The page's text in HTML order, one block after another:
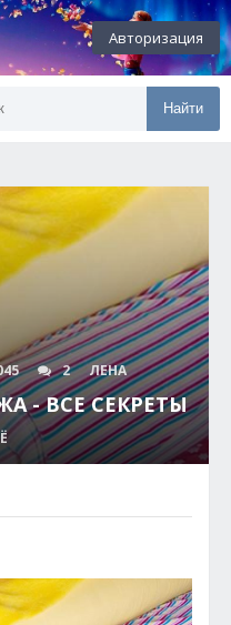
Авторизация
Найти
2 ЛЕНА
- ВСЕ СЕКРЕТЫ